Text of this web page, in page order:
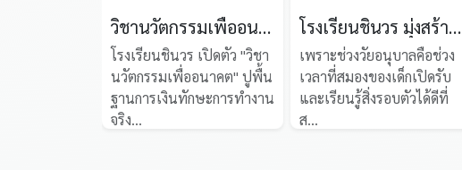
วิชานวัตกรรมเพื่ออนาคต
โรงเรียนชินวร เปิดตัว "วิชา
นวัตกรรมเพื่ออนาคต" ปูพื้น
ฐานการเงินทักษะการทำงาน
จริง...
โรงเรียนชินวร มุ่งสร้างรากฐาน EQ ผ่าน “วิชาชีวิต” และกิจกรรมส่งเสริมสุนทรียภาพในระดับชั้นอนุบาล 1
เพราะช่วงวัยอนุบาลคือช่วง
เวลาที่สมองของเด็กเปิดรับ
และเรียนรู้สิ่งรอบตัวได้ดีที่
ส...